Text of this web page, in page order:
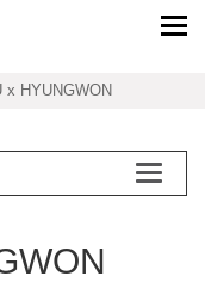
x HYUNGWON